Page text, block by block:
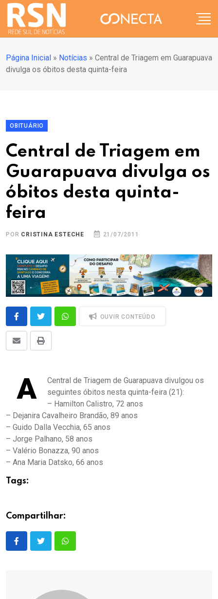
Página Inicial » Notícias » Central de Triagem em Guarapuava
divulga os óbitos desta quinta-feira
OBITUÁRIO
Central de Triagem em
Guarapuava divulga os
óbitos desta quinta-
feira
POR CRISTINA ESTECHE 21/07/2011
OUVIR CONTEÚDO
A
Central de Triagem de Guarapuava divulgou os
seguintes óbitos nesta quinta-feira (21):
– Hamilton Calistro, 72 anos
– Dejanira Cavalheiro Brandão, 89 anos
– Guido Dalla Vecchia, 65 anos
– Jorge Palhano, 58 anos
– Valério Bonazza, 90 anos
– Ana Maria Datsko, 66 anos
Tags:
Compartilhar: